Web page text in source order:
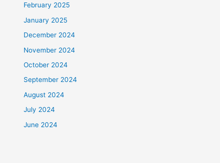
February 2025
January 2025
December 2024
November 2024
October 2024
September 2024
August 2024
July 2024
June 2024